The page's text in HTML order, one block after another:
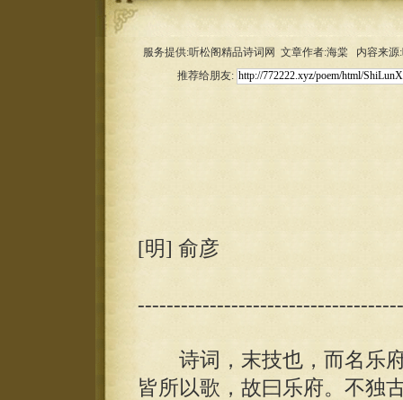
服务提供:听松阁精品诗词网 文章作者:海棠 内容来
推荐给朋友:
[明] 俞彦
诗词，末技也，而名乐府
皆所以歌，故曰乐府。不独